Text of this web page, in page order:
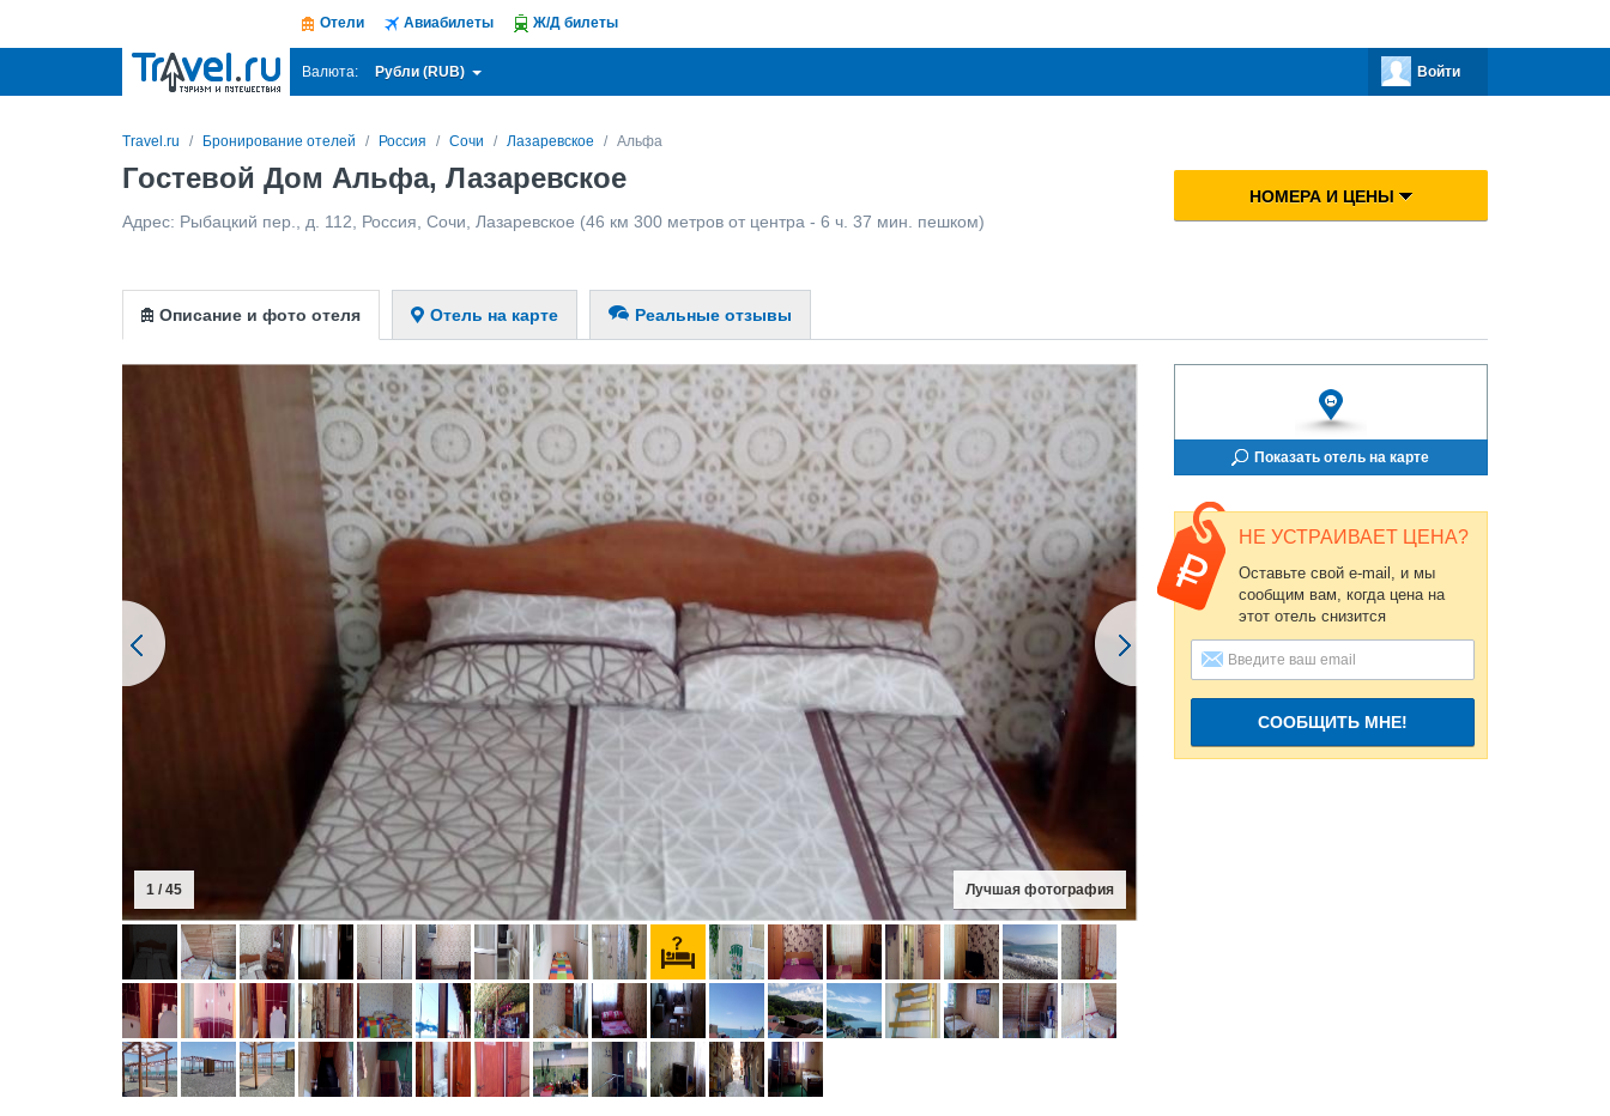
Отели Авиабилеты Ж/Д билеты
Валюта: Рубли (RUB) Войти
Travel.ru Бронирование отелей Россия Сочи Лазаревское Альфа
Гостевой Дом Альфа, Лазаревское
Адрес: Рыбацкий пер., д. 112 Россия Сочи Лазаревское (46 км 300 метров от центра - 6 ч. 37 мин. пешком)
НОМЕРА И ЦЕНЫ
Описание и фото отеля Отель на карте Реальные отзывы
1 / 45 Лучшая фотография
Показать отель на карте
НЕ УСТРАИВАЕТ ЦЕНА?
Оставьте свой e-mail, и мы
сообщим вам, когда цена на
этот отель снизится
СООБЩИТЬ МНЕ!